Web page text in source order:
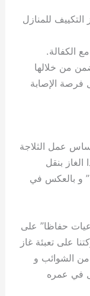
للمنازل
الكفالة.
من خلالها
فرصة الإصابة
عمل الثلاجة
بنقل
و بالعكس في
حفاظا” على
على تعبئة غاز
من الشوائب و
في عمره